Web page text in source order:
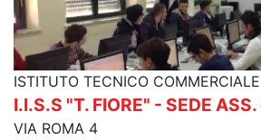
ISTITUTO TECNICO COMMERCIALE
I.I.S.S "T. FIORE" - SEDE
VIA ROMA 4